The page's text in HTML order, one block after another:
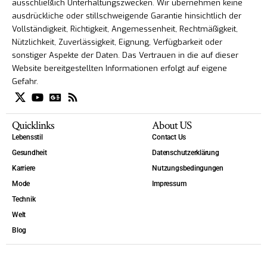
ausschließlich Unterhaltungszwecken. Wir übernehmen keine
ausdrückliche oder stillschweigende Garantie hinsichtlich der
Vollständigkeit, Richtigkeit, Angemessenheit, Rechtmäßigkeit,
Nützlichkeit, Zuverlässigkeit, Eignung, Verfügbarkeit oder
sonstiger Aspekte der Daten. Das Vertrauen in die auf dieser
Website bereitgestellten Informationen erfolgt auf eigene
Gefahr.
Quicklinks
Lebensstil
Gesundheit
Karriere
Mode
Technik
Welt
Blog
About US
Contact Us
Datenschutzerklärung
Nutzungsbedingungen
Impressum